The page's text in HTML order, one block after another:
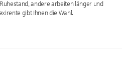
andere arbeiten länger und
gibt Ihnen die Wahl.